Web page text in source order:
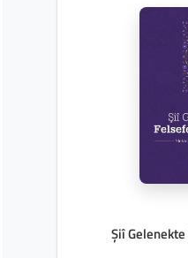
Şiî Gelenekte